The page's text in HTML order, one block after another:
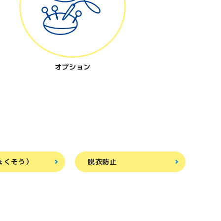
オプション
そう） 脱衣防止